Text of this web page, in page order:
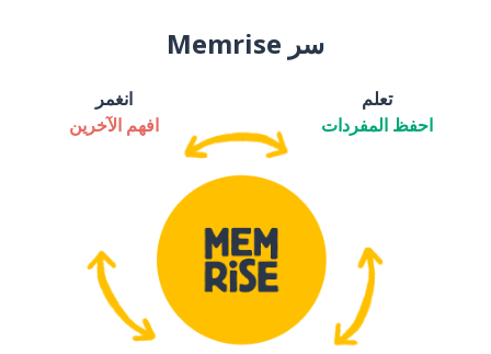
سر Memrise
تعلم
احفظ المفردات
انغمر
افهم الآخرين